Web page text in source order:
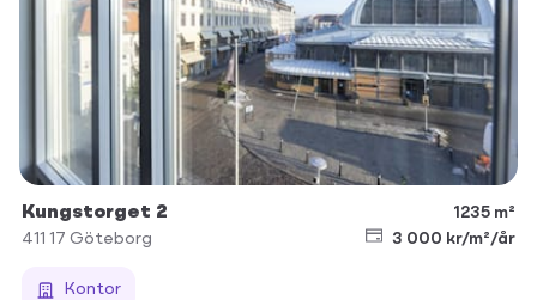
Kungstorget 2
1235 m²
411 17 Göteborg 3 000 kr/m²/år
Kontor